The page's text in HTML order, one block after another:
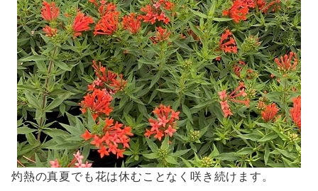
灼熱の真夏でも花は休むことなく咲き続けます。